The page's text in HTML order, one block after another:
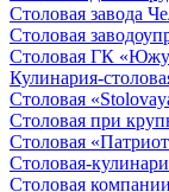
Столовая завода
Столовая
Столовая ГК
Кулинария-
Столовая
Столовая при
Столовая
Столовая-
Столовая